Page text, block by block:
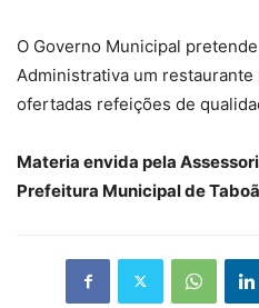
O Governo Municipal
Administrativa um restaurante
ofertadas refeições de
Materia envida pela
Prefeitura Municipal de